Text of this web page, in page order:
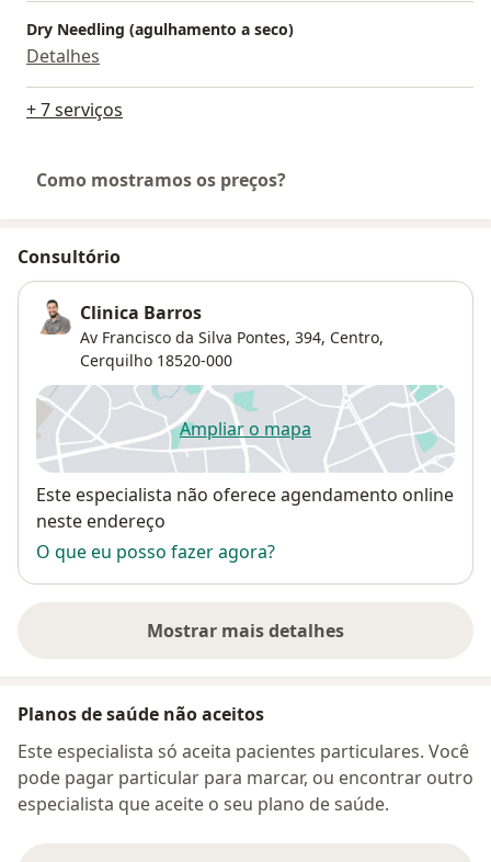
Dry Needling (agulhamento a seco)
Detalhes
+ 7 serviços
Como mostramos os preços?
Consultório
Clinica Barros
Av Francisco da Silva Pontes, 394, Centro,
Cerquilho 18520-000
Ampliar o mapaabre num novo separador
Disponibilidade
Este especialista não oferece agendamento online
neste endereço
O que eu posso fazer agora?
Mostrar mais detalhes
sobre o endereço
Planos de saúde não aceitos
Este especialista só aceita pacientes particulares. Você
pode pagar particular para marcar, ou encontrar outro
especialista que aceite o seu plano de saúde.